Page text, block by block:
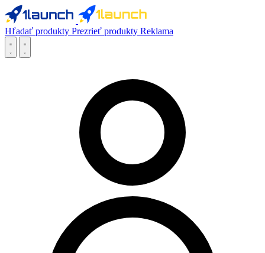
Hľadať produkty Prezrieť produkty Reklama